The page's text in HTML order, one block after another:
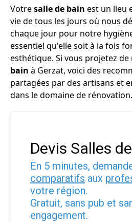
Votresalle de bain est un lieu
vie de tous les jours où nous
chaque jour pour notre
essentiel qu'elle soit à la fois
esthétique. Si vous projetez de
bain à Gerzat, voici des
partagées par des artisans et
dans le domaine de rénovation.
Devis Salles
En 5 minutes,
comparatifs aux
votre région.
Gratuit, sans pub et
engagement.